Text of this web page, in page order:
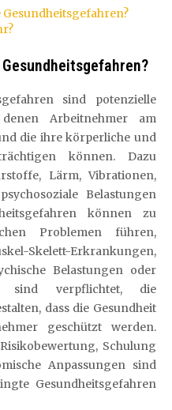
sind potenzielle
Arbeitnehmer am
die ihre körperliche und
können. Dazu
Lärm, Vibrationen,
Belastungen
können zu
Problemen führen,
Erkrankungen,
Belastungen oder
sind verpflichtet, die
dass die Gesundheit
geschützt werden.
Schulung
Anpassungen sind
Gesundheitsgefahren